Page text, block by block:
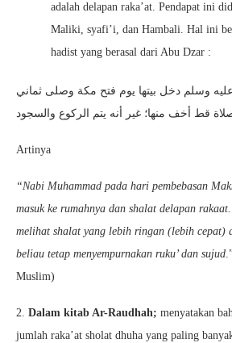
adalah delapan raka’at. Pendapat ini
Maliki, syafi’i, dan Hambali. Hal ini
hadist yang berasal dari Abu Dzar :
وسلم دخل بيتها يوم فتح مكة وصلى ثماني
قط أخف منها؛ غير أنه يتم الركوع والسجود
Artinya
“Nabi Muhammad pada hari pembebasan
masuk ke rumahnya dan shalat delapan
melihat shalat yang lebih ringan (lebih cepat)
beliau tetap menyempurnakan ruku’ dan sujud
Muslim)
2. Dalam kitab Ar-Raudhah; menyatakan
jumlah raka’at sholat dhuha yang paling